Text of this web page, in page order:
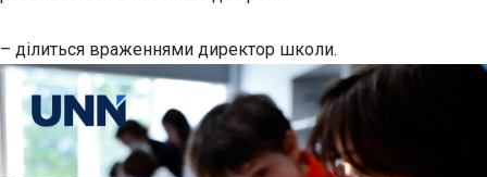
– ділиться враженнями директор школи.